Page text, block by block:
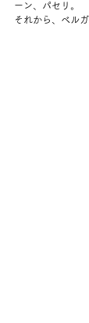
ーン、パセリ。
それから、ベル